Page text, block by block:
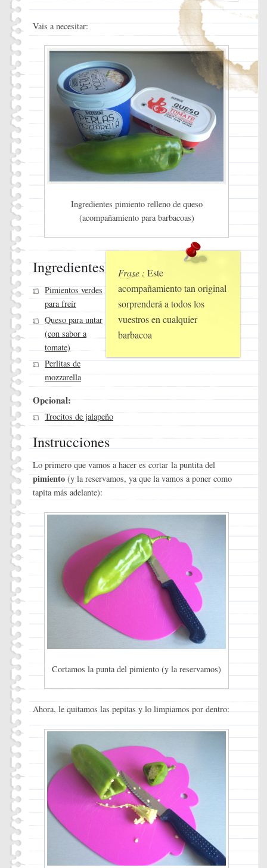
Vais a necesitar:
Ingredientes pimiento relleno de queso
(acompañamiento para barbacoas)
Frase : Este
acompañamiento tan original
sorprenderá a todos los
vuestros en cualquier
barbacoa
Ingredientes
Pimientos verdes
para freír
Queso para untar
(con sabor a
tomate)
Perlitas de
mozzarella
Opcional:
Trocitos de jalapeño
Instrucciones
Lo primero que vamos a hacer es cortar la puntita del
pimiento(y la reservamos, ya que la vamos a poner como
tapita más adelante):
Cortamos la punta del pimiento (y la reservamos)
Ahora, le quitamos las pepitas y lo limpiamos por dentro: